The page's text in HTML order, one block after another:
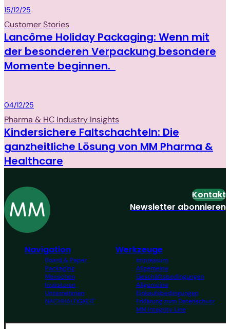
Packaging
15/12/25
Customer Stories
Lancôme Holiday Packaging: Wenn mit
der besonderen Verpackung besondere
Momente beginnen.
Packaging
04/12/25
Pharma & HC Industry Insights
Kindersichere Faltschachteln: Die
ganzheitliche Lösung von MM Pharma &
Healthcare
Navigation
Board & Paper
Packaging
Menschen
Investoren
Unternehmen
NACHHALTIGKEIT
Werkzeuge
Impressum
Allgemeine
Geschäftsbedingungen
Allgemeine
Einkaufsbedingungen
Erklärung zum Datenschutz
MM Integrity Line
Kontakt
Newsletter abonnieren